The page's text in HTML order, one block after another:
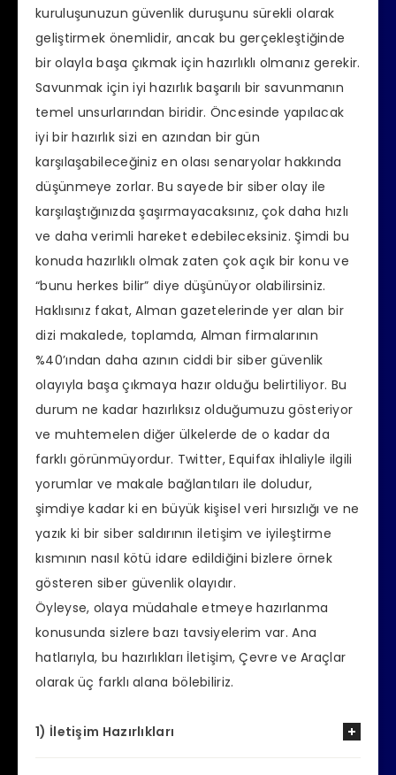
kuruluşunuzun güvenlik duruşunu sürekli olarak
geliştirmek önemlidir, ancak bu gerçekleştiğinde
bir olayla başa çıkmak için hazırlıklı olmanız gerekir.
Savunmak için iyi hazırlık başarılı bir savunmanın
temel unsurlarından biridir. Öncesinde yapılacak
iyi bir hazırlık sizi en azından bir gün
karşılaşabileceğiniz en olası senaryolar hakkında
düşünmeye zorlar. Bu sayede bir siber olay ile
karşılaştığınızda şaşırmayacaksınız, çok daha hızlı
ve daha verimli hareket edebileceksiniz. Şimdi bu
konuda hazırlıklı olmak zaten çok açık bir konu ve
“bunu herkes bilir” diye düşünüyor olabilirsiniz.
Haklısınız fakat, Alman gazetelerinde yer alan bir
dizi makalede, toplamda, Alman firmalarının
%40’ından daha azının ciddi bir siber güvenlik
olayıyla başa çıkmaya hazır olduğu belirtiliyor. Bu
durum ne kadar hazırlıksız olduğumuzu gösteriyor
ve muhtemelen diğer ülkelerde de o kadar da
farklı görünmüyordur. Twitter, Equifax ihlaliyle ilgili
yorumlar ve makale bağlantıları ile doludur,
şimdiye kadar ki en büyük kişisel veri hırsızlığı ve ne
yazık ki bir siber saldırının iletişim ve iyileştirme
kısmının nasıl kötü idare edildiğini bizlere örnek
gösteren siber güvenlik olayıdır.
Öyleyse, olaya müdahale etmeye hazırlanma
konusunda sizlere bazı tavsiyelerim var. Ana
hatlarıyla, bu hazırlıkları İletişim, Çevre ve Araçlar
olarak üç farklı alana bölebiliriz.
1) İletişim Hazırlıkları